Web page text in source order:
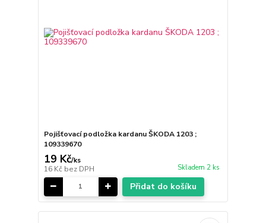
Pojišťovací podložka kardanu ŠKODA 1203 ;
109339670
19 Kč/ks
16 Kč bez DPH Skladem 2 ks
Přidat do košíku